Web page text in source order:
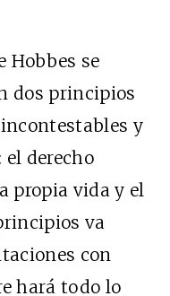
Hobbes se
dos principios
y
derecho
propia vida y el
va
con
hará todo lo